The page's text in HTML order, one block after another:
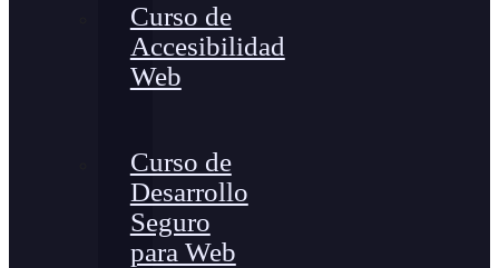
Curso de
Accesibilidad
Web
Curso de
Desarrollo
Seguro
para Web